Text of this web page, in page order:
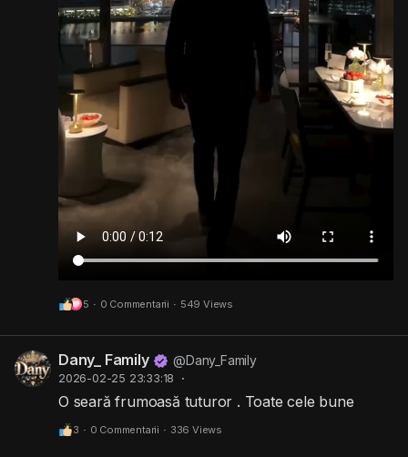
5 · 0 Commentarii · 549 Views
Dany_ Family @Dany_Family
2026-02-25 23:33:18 ·
O seară frumoasă tuturor . Toate cele bune
3 · 0 Commentarii · 336 Views